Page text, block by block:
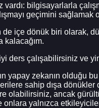
bilgisayarlarla
geçimini
de içe dönük biri olarak,
kalacağım.
ders çalışabilirsiniz ve
yapay zekanın olduğu
sahip dışa
olabilirsiniz, ancak
yalnızca